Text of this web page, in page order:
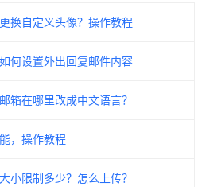
换自定义头像？操作教程
何设置外出回复邮件内容
箱在哪里改成中文语言？
，操作教程
小限制多少？怎么上传？